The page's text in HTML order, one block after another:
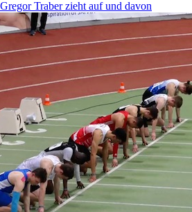
Traber zieht auf und davon